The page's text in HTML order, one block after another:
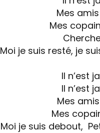
Mes
Mes
Moi je suis resté, je
Il n’est
Il n’est
Mes
Mes
Moi je suis debout,